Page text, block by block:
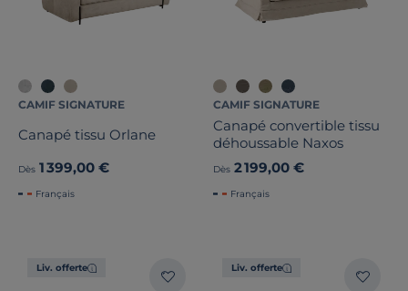
CAMIF SIGNATURE
Canapé tissu Orlane
Dès 1 399,00 €
Français
CAMIF SIGNATURE
Canapé convertible tissu
déhoussable Naxos
Dès 2 199,00 €
Français
Liv. offerte Liv. offerte